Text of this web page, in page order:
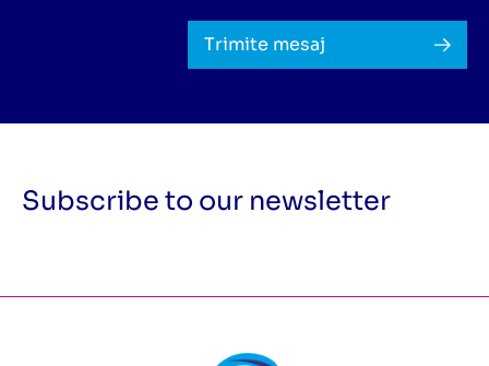
Trimite mesaj
Subscribe to our newsletter